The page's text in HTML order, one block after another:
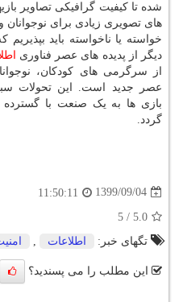
شده تا کیفیت گرافیکی تصاویر
های تصویری زیادی برای نوجوانان
خواسته یا ناخواسته باید بپذیریم
دیگر از پدیده های عصر فناوری
از سرگرمی های کودکان،
عصر جدید است. این تحولات
بازی­ ها به یک صنعت با گسترده
گردد.
1399/09/04
11:50:11
5.0
/
5
تگهای خبر:
اطلاعات
این مطلب را می پسندید؟